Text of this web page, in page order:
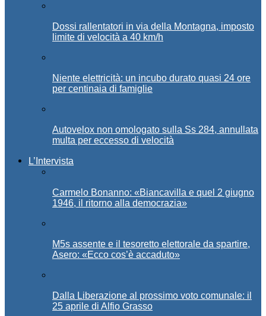
Dossi rallentatori in via della Montagna, imposto
limite di velocità a 40 km/h
Niente elettricità: un incubo durato quasi 24 ore
per centinaia di famiglie
Autovelox non omologato sulla Ss 284, annullata
multa per eccesso di velocità
L’Intervista
Carmelo Bonanno: «Biancavilla e quel 2 giugno
1946, il ritorno alla democrazia»
M5s assente e il tesoretto elettorale da spartire,
Asero: «Ecco cos’è accaduto»
Dalla Liberazione al prossimo voto comunale: il
25 aprile di Alfio Grasso